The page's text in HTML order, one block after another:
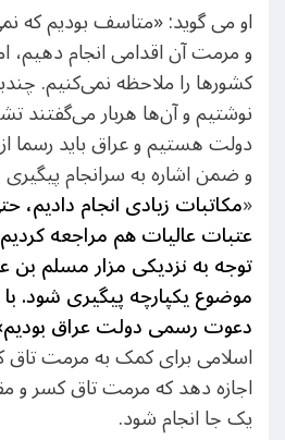
او می گوید: «متاسف بودیم که
و مرمت آن اقدامی انجام دهیم،
کشورها را ملاحظه نمی‌کنیم.
نوشتیم و آن‌ها هربار می‌گفتند
دولت هستیم و عراق باید رسما
و ضمن اشاره به سرانجام
«مکاتبات زیادی انجام دادیم،
عتبات عالیات هم مراجعه
توجه به نزدیکی مزار مسلم
موضوع یکپارچه پیگیری شود.
دعوت رسمی دولت عراق
اسلامی برای کمک به مرمت تاق
اجازه دهد که مرمت تاق کسر و
یک جا انجام شود.